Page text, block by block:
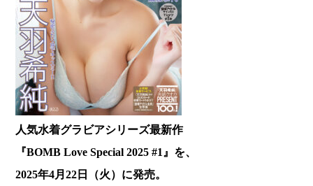
人気水着グラビアシリーズ最新作
『BOMB Love Special 2025 #1』を、
2025年4月22日（火）に発売。